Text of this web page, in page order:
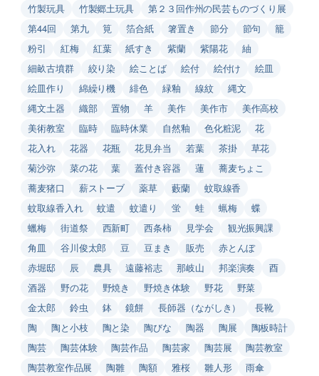
竹製玩具
竹製郷土玩具
第２３回作州の民芸ものづくり展
第44回
第九 筧 箔合紙 箸置き 節分 節句
籠
粉引
紅梅 紅葉 紙すき 紫蘭 紫陽花
紬
細畝古墳群
絞り染 絵ことば 絵付 絵付け
絵皿
絵皿作り
綿繰り機 緋色 緑釉 線紋
縄文
縄文土器
織部 置物 羊 美作 美作市
美作高校
美術教室
臨時 臨時休業 自然釉 色化粧泥
花
花入れ
花器 花瓶 花見弁当 若葉 茶掛
草花
菊沙弥
菜の花 葉 蓋付き容器 蓮
蕎麦ちょこ
蕎麦猪口
薪ストーブ 薬草 藪蘭
蚊取線香
蚊取線香入れ
蚊遣 蚊遣り 蛍 蛙 蝋梅
蝶
蠟梅
街道祭 西新町 西条柿 見学会
観光振興課
角皿
谷川俊太郎 豆 豆まき 販売
赤とんぼ
赤堀邸
辰 農具 遠藤裕志 那岐山 邦楽演奏
酉
酒器
野の花 野焼き 野焼き体験 野花
野菜
金太郎
鈴虫 鉢 鏡餅 長師器（ながしき）
長靴
陶
陶と小枝 陶と染 陶びな 陶器 陶展
陶板時計
陶芸
陶芸体験 陶芸作品 陶芸家 陶芸展
陶芸教室
陶芸教室作品展
陶雛 陶額 雅桜 雛人形
雨傘